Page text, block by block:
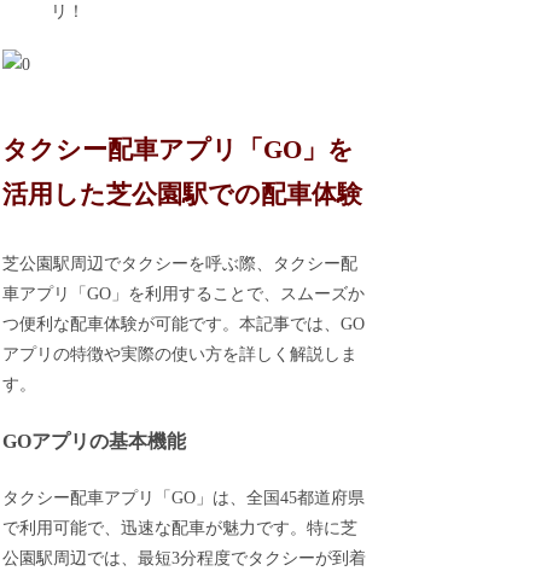
リ！
タクシー配車アプリ「GO」を
活用した芝公園駅での配車体験
芝公園駅周辺でタクシーを呼ぶ際、タクシー配
車アプリ「GO」を利用することで、スムーズか
つ便利な配車体験が可能です。本記事では、GO
アプリの特徴や実際の使い方を詳しく解説しま
す。
GOアプリの基本機能
タクシー配車アプリ「GO」は、全国45都道府県
で利用可能で、迅速な配車が魅力です。特に芝
公園駅周辺では、最短3分程度でタクシーが到着